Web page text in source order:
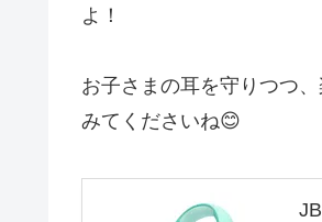
よ！
お子さまの耳を守りつつ
みてくださいね😊